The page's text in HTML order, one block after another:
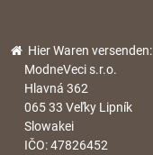
Hier Waren versenden:
ModneVeci s.r.o.
Hlavná 362
065 33 Veľky Lipník
Slowakei
IČO: 47826452